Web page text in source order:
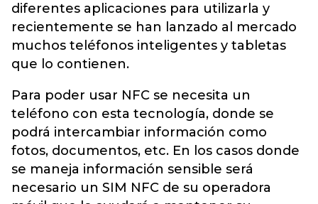
diferentes aplicaciones para utilizarla y
recientemente se han lanzado al mercado
muchos teléfonos inteligentes y tabletas
que lo contienen.
Para poder usar NFC se necesita un
teléfono con esta tecnología, donde se
podrá intercambiar información como
fotos, documentos, etc. En los casos donde
se maneja información sensible será
necesario un SIM NFC de su operadora